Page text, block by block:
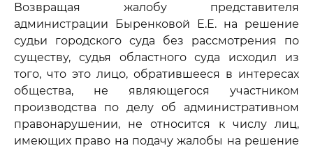
Возвращая жалобу представителя
администрации Быренковой Е.Е. на решение
судьи городского суда без рассмотрения по
существу, судья областного суда исходил из
того, что это лицо, обратившееся в интересах
общества, не являющегося участником
производства по делу об административном
правонарушении, не относится к числу лиц,
имеющих право на подачу жалобы на решение